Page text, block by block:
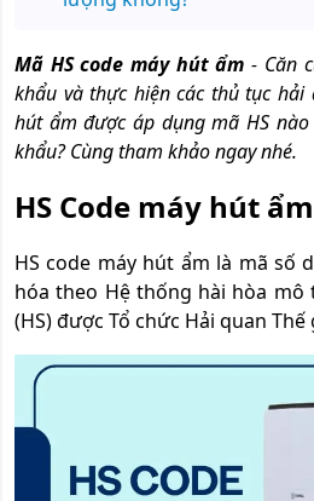
Mã HS code máy hút ẩm - Căn
khẩu và thực hiện các thủ tục hải
hút ẩm được áp dụng mã HS
khẩu? Cùng tham khảo ngay nhé.
HS Code máy hút
HS code máy hút ẩm là mã số
hóa theo Hệ thống hài hòa mô
(HS) được Tổ chức Hải quan Thế